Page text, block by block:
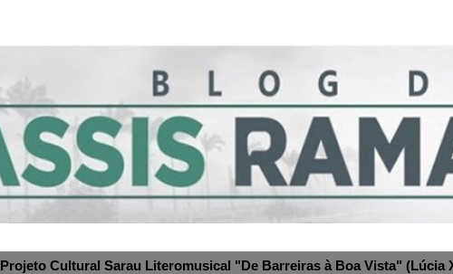
Projeto Cultural Sarau Literomusical "De Barreiras à Boa Vista" (Lúcia